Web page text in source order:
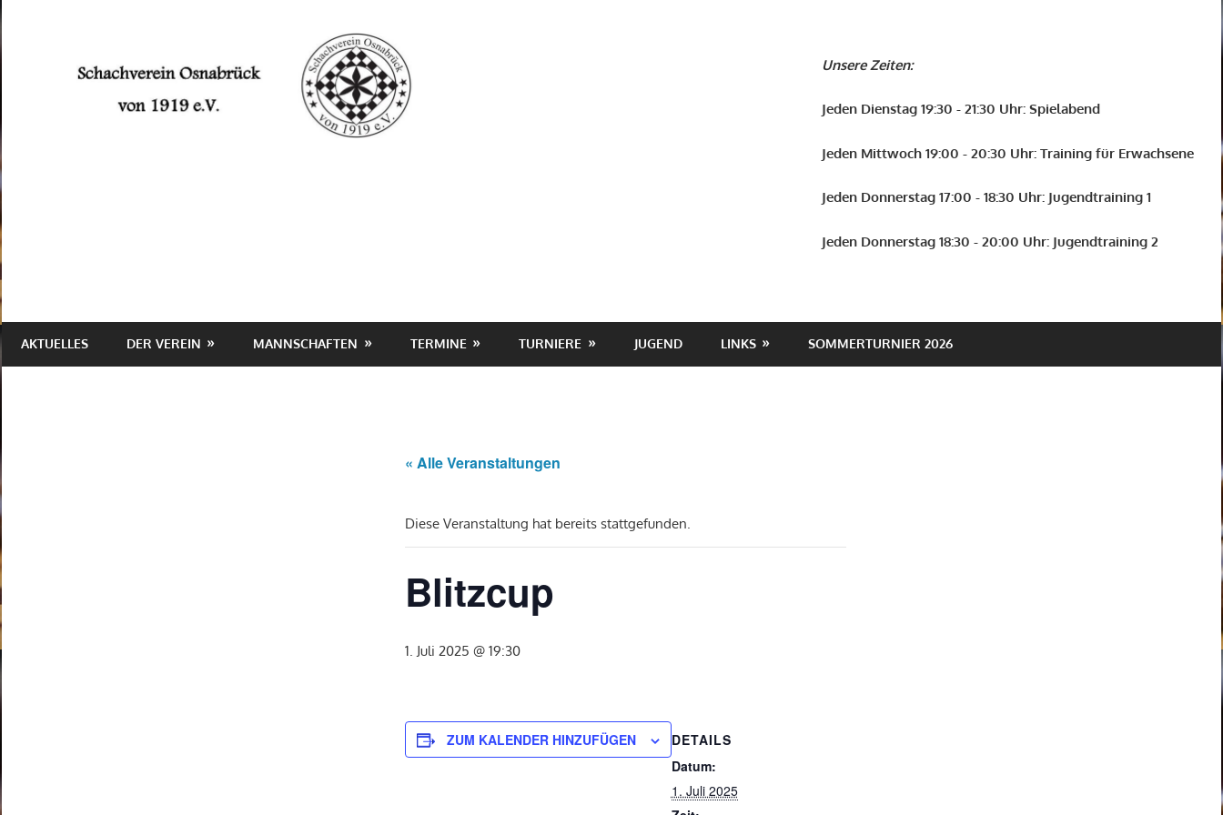
Zum
springen
Unsere Zeiten:
Jeden Dienstag 19:30 - 21:30 Uhr: Spielabend
Jeden Mittwoch 19:00 - 20:30 Uhr: Training für Erwachsene
Jeden Donnerstag 17:00 - 18:30 Uhr: Jugendtraining 1
Jeden Donnerstag 18:30 - 20:00 Uhr: Jugendtraining 2
AKTUELLES DER VEREIN MANNSCHAFTEN TERMINE TURNIERE JUGEND LINKS SOMMERTURNIER 2026
« Alle Veranstaltungen
Diese Veranstaltung hat bereits stattgefunden.
Blitzcup
1. Juli 2025 @ 19:30
ZUM KALENDER HINZUFÜGEN
DETAILS
Datum:
1. Juli 2025